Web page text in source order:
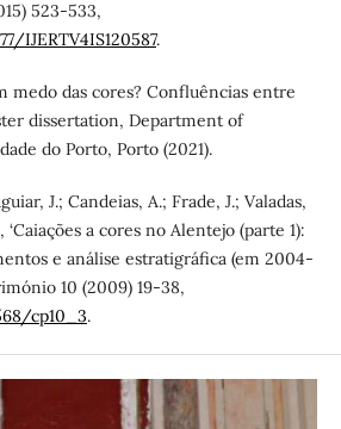
523-533,
IJERTV4IS120587.
medo das cores? Confluências entre
dissertation, Department of
do Porto, Porto (2021).
J.; Candeias, A.; Frade, J.; Valadas,
‘Caiações a cores no Alentejo (parte 1):
e análise estratigráfica (em 2004-
10 (2009) 19-38,
cp10_3.